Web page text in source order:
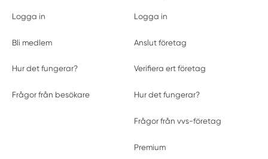
Logga in
Bli medlem
Hur det fungerar?
Frågor från besökare
Logga in
Anslut företag
Verifiera ert företag
Hur det fungerar?
Frågor från vvs-företag
Premium